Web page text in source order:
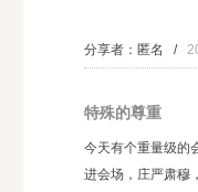
分享者：匿名 /
特殊的尊重
今天有个重量级的
进会场，庄严肃穆